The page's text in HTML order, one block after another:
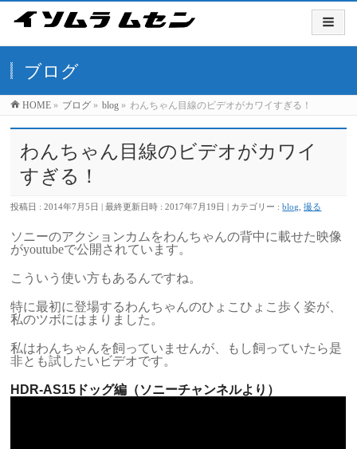
ブログ
HOME » ブログ » blog » わんちゃん目線のビデオがカワイすぎる！
わんちゃん目線のビデオがカワイ
すぎる！
投稿日 : 2014年7月5日 最終更新日時 : 2017年7月19日 カテゴリー :blog ,撮る
ソニーのアクションカムをわんちゃんの背中に載せた映像
がyoutubeで公開されています。
こういう使い方もあるんですね。
特に最初に登場するわんちゃんのひょこひょこ歩く姿が、
私のツボにはまりました。
私はわんちゃんを飼っていませんが、もし飼っていたら是
非とも試したいビデオです。
HDR-AS15ドッグ編（ソニーチャンネルより）